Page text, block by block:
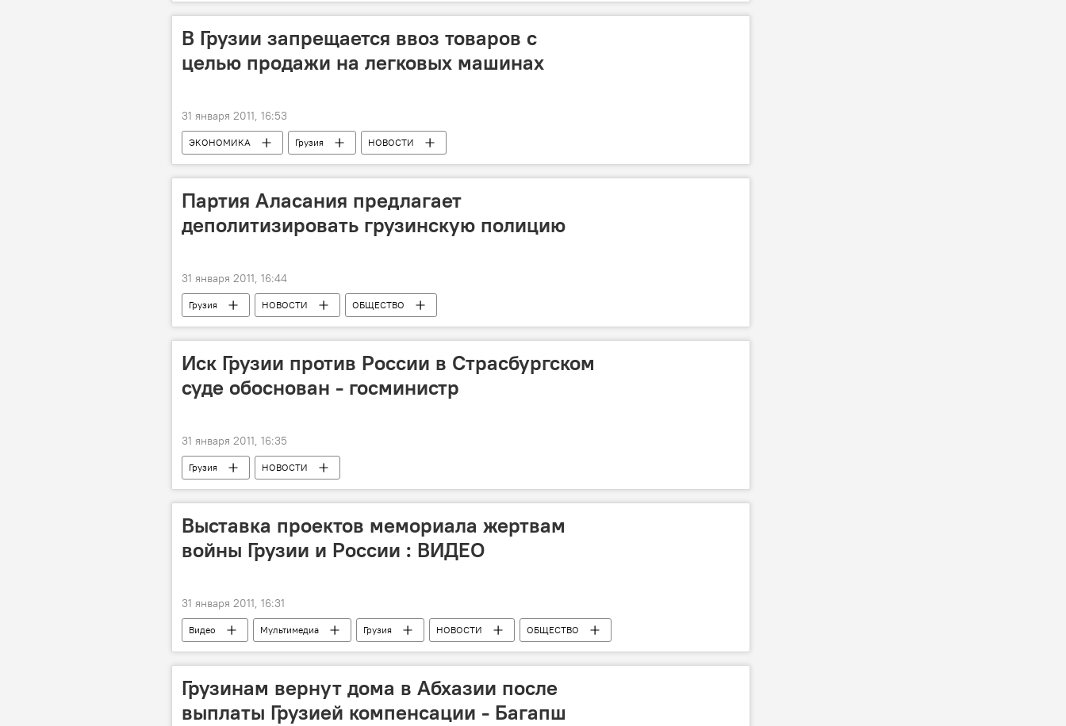
В Грузии запрещается ввоз товаров с
целью продажи на легковых машинах
31 января 2011, 16:53
ЭКОНОМИКА Грузия НОВОСТИ
Партия Аласания предлагает
деполитизировать грузинскую полицию
31 января 2011, 16:44
Грузия НОВОСТИ ОБЩЕСТВО
Иск Грузии против России в Страсбургском
суде обоснован - госминистр
31 января 2011, 16:35
Грузия НОВОСТИ
Выставка проектов мемориала жертвам
войны Грузии и России : ВИДЕО
31 января 2011, 16:31
Видео Мультимедиа Грузия НОВОСТИ ОБЩЕСТВО
Грузинам вернут дома в Абхазии после
выплаты Грузией компенсации - Багапш